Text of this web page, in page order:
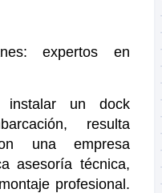
expertos en
instalar un dock
resulta
una empresa
asesoría técnica,
profesional.